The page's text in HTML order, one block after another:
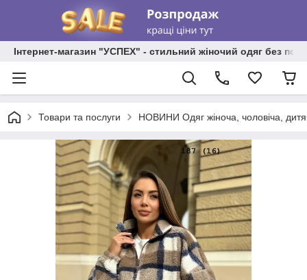
Інтернет-магазин "УСПЕХ" - стильний жіночий одяг без
Товари та послуги НОВИНИ Одяг жіноча, чоловіча,